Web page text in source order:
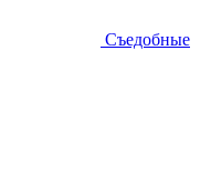
Съедобные